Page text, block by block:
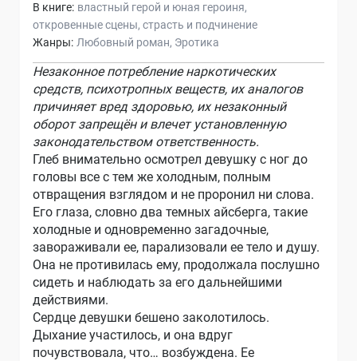
В книге: властный герой и юная героиня
откровенные сцены страсть и подчинение
Жанры: Любовный роман Эротика
Незаконное потребление наркотических
средств, психотропных веществ, их аналогов
причиняет вред здоровью, их незаконный
оборот запрещён и влечет установленную
законодательством ответственность.
Глеб внимательно осмотрел девушку с ног до
головы все с тем же холодным, полным
отвращения взглядом и не проронил ни слова.
Его глаза, словно два темных айсберга, такие
холодные и одновременно загадочные,
завораживали ее, парализовали ее тело и душу.
Она не противилась ему, продолжала послушно
сидеть и наблюдать за его дальнейшими
действиями.
Сердце девушки бешено заколотилось.
Дыхание участилось, и она вдруг
почувствовала, что… возбуждена. Ее